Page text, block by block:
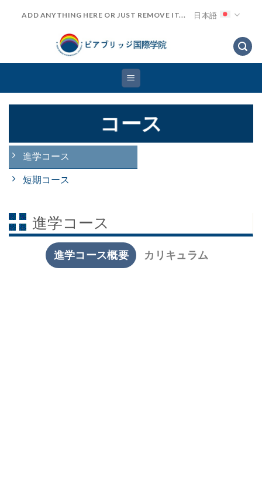
ADD ANYTHING HERE OR JUST REMOVE IT... 日本語
コース
進学コース
短期コース
進学コース
進学コース概要 カリキュラム